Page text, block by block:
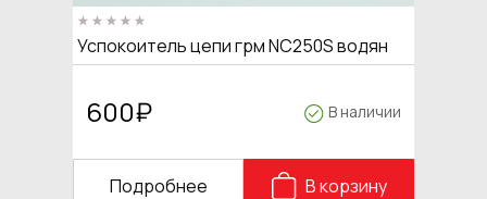
Успокоитель цепи грм NC250S водян
600₽ В наличии
Подробнее В корзину